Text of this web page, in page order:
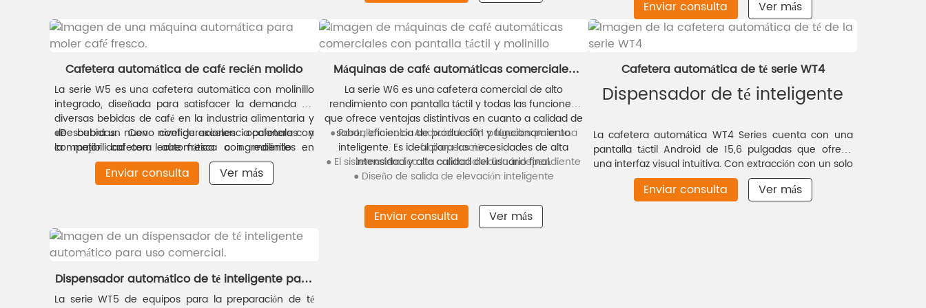
rápido y mantenimiento sencillo, creando una
cafetería compacta y autosuficiente en tan solo un
Enviar consulta Ver más
Cafetera automática de café recién molido
La serie W5 es una cafetera automática con molinillo
integrado, diseñada para satisfacer la demanda de
diversas bebidas de café en la industria alimentaria y
de bebidas. Con configuraciones opcionales y
compatibilidad con leche fresca o ingredientes en
polvo, permite crear una amplia variedad de bebidas
de café, adaptándose a las diversas necesidades de
●Descubra un nuevo nivel de excelencia cafetera con
la mejor cafetera automática con molinillo de
Coffeetime, una cafetera de alta gama que también
ofrece café fresco de primera calidad. Disfrute de la
inteligente, y experimente el sabor superior de esta
cafetera automática comercial, logrado gracias a
nuestro avanzado sistema de calentamiento de nivel
OP. Contáctenos hoy mismo para explorar nuestra
gama de cafeteras espresso comerciales y lleve su
Enviar consulta Ver más
Máquinas de café automáticas comerciales
con pantalla táctil y molinillo
La serie W6 es una cafetera comercial de alto
rendimiento con pantalla táctil y todas las funciones,
que ofrece ventajas distintivas en cuanto a calidad de
sabor, eficiencia de producción y funcionamiento
inteligente. Es ideal para las necesidades de alta
intensidad y alta calidad del usuario final.
● Pantalla a color Android de 10,1 pulgadas para una
fácil operación
● El sistema térmico de control dividido independiente
● Diseño de salida de elevación inteligente
Enviar consulta Ver más
Cafetera automática de té serie WT4
Dispensador de té inteligente
La cafetera automática WT4 Series cuenta con una
pantalla táctil Android de 15,6 pulgadas que ofrece
una interfaz visual intuitiva. Con extracción con un solo
toque para diversas infusiones y un mecanismo de
molienda profesional, esta cafetera automática ofrece
Enviar consulta Ver más
Dispensador automático de té inteligente para
uso comercial
La serie WT5 de equipos para la preparación de té